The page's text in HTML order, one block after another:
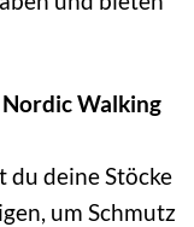
Walking
du deine Stöcke
um Schmutz